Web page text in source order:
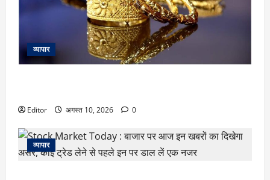
व्यापार
Editor अगस्त 10, 2026 0
व्यापार